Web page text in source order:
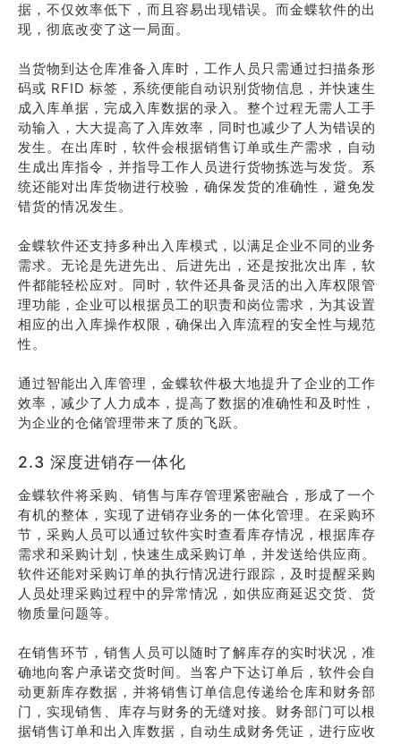
据，不仅效率低下，而且容易出现错误。而金蝶软件的出
现，彻底改变了这一局面。
当货物到达仓库准备入库时，工作人员只需通过扫描条形
码或 RFID 标签，系统便能自动识别货物信息，并快速生
成入库单据，完成入库数据的录入。整个过程无需人工手
动输入，大大提高了入库效率，同时也减少了人为错误的
发生。在出库时，软件会根据销售订单或生产需求，自动
生成出库指令，并指导工作人员进行货物拣选与发货。系
统还能对出库货物进行校验，确保发货的准确性，避免发
错货的情况发生。
金蝶软件还支持多种出入库模式，以满足企业不同的业务
需求。无论是先进先出、后进先出，还是按批次出库，软
件都能轻松应对。同时，软件还具备灵活的出入库权限管
理功能，企业可以根据员工的职责和岗位需求，为其设置
相应的出入库操作权限，确保出入库流程的安全性与规范
性。
通过智能出入库管理，金蝶软件极大地提升了企业的工作
效率，减少了人力成本，提高了数据的准确性和及时性，
为企业的仓储管理带来了质的飞跃。
2.3 深度进销存一体化
金蝶软件将采购、销售与库存管理紧密融合，形成了一个
有机的整体，实现了进销存业务的一体化管理。在采购环
节，采购人员可以通过软件实时查看库存情况，根据库存
需求和采购计划，快速生成采购订单，并发送给供应商。
软件还能对采购订单的执行情况进行跟踪，及时提醒采购
人员处理采购过程中的异常情况，如供应商延迟交货、货
物质量问题等。
在销售环节，销售人员可以随时了解库存的实时状况，准
确地向客户承诺交货时间。当客户下达订单后，软件会自
动更新库存数据，并将销售订单信息传递给仓库和财务部
门，实现销售、库存与财务的无缝对接。财务部门可以根
据销售订单和出入库数据，自动生成财务凭证，进行应收